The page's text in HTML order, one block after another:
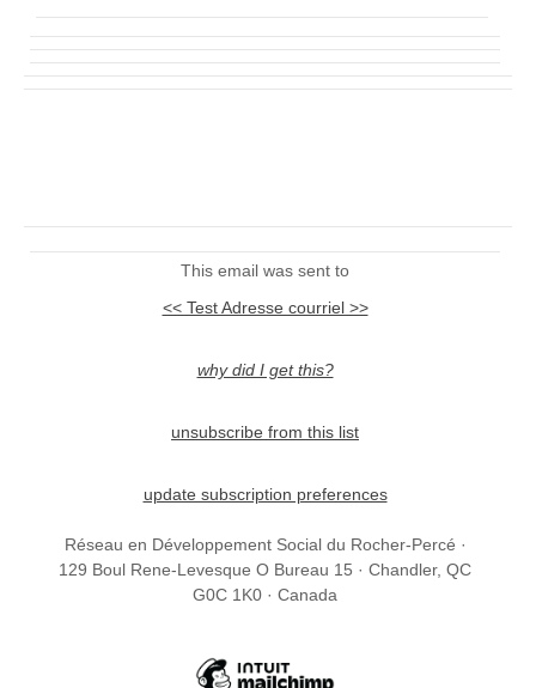
This email was sent to
<< Test Adresse courriel >>
why did I get this?
unsubscribe from this list
update subscription preferences
Réseau en Développement Social du Rocher-Percé ·
129 Boul Rene-Levesque O Bureau 15 · Chandler, QC
G0C 1K0 · Canada